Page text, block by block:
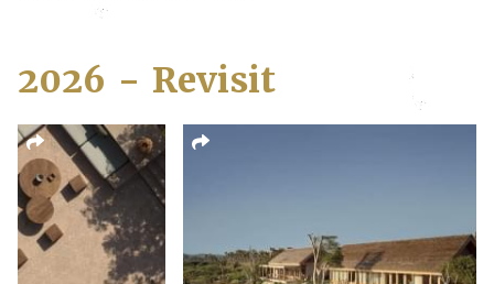
2026 - Revisit